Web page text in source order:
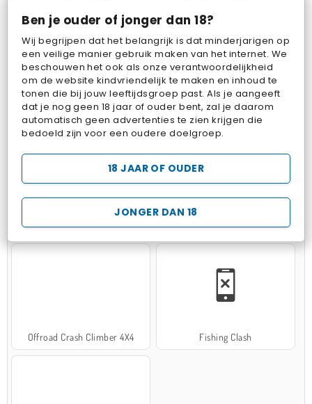
Ben je ouder of jonger dan 18?
Wij begrijpen dat het belangrijk is dat minderjarigen op
een veilige manier gebruik maken van het internet. We
beschouwen het ook als onze verantwoordelijkheid
om de website kindvriendelijk te maken en inhoud te
tonen die bij jouw leeftijdsgroep past. Als je aangeeft
dat je nog geen 18 jaar of ouder bent, zal je daarom
automatisch geen advertenties te zien krijgen die
bedoeld zijn voor een oudere doelgroep.
JONGER DAN 18
18 JAAR OF OUDER
Pop Fruit Bubbits
Hospital Surgeon Doctor Game Potion Sort
Offroad Crash Climber 4X4 Fishing Clash